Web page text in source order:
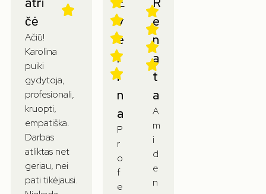
čė
Ačiū!
Karolina
puiki
gydytoja,
profesionali,
kruopti,
empatiška.
Darbas
atliktas net
geriau, nei
pati tikėjausi.
e
n
a
t
a
A
m
i
d
e
n
v
e
l
i
n
a
P
r
o
f
e